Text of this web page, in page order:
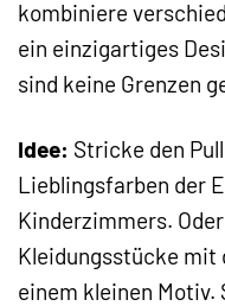
kombiniere
ein einzigartiges
sind keine Grenzen
Idee: Stricke den
Lieblingsfarben der
Kinderzimmers.
Kleidungsstücke mit
einem kleinen